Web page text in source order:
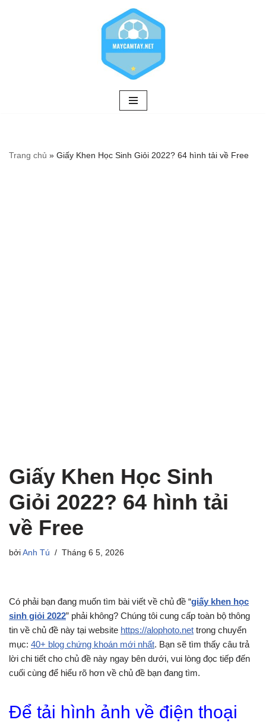
Trang chủ » Giấy Khen Học Sinh Giỏi 2022? 64 hình tải về Free
Giấy Khen Học Sinh
Giỏi 2022? 64 hình tải
về Free
bởi Anh Tú Tháng 6 5, 2026
Có phải bạn đang muốn tìm bài viết về chủ đề “giấy khen học
sinh giỏi 2022” phải không? Chúng tôi cung cấp toàn bộ thông
tin về chủ đề này tại website https://alophoto.net trong chuyển
mục: 40+ blog chứng khoán mới nhất. Bạn sẽ tìm thấy câu trả
lời chi tiết cho chủ đề này ngay bên dưới, vui lòng đọc tiếp đến
cuối cùng để hiểu rõ hơn về chủ đề bạn đang tìm.
Để tải hình ảnh về điện thoại